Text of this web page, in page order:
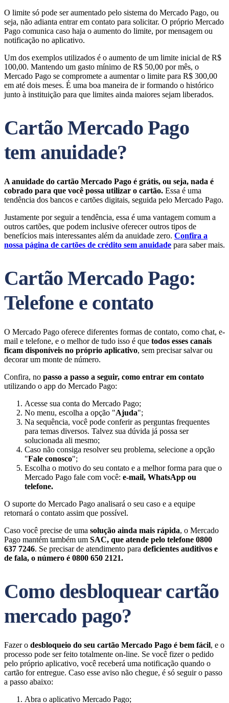
O limite só pode ser aumentado pelo sistema do Mercado Pago, ou
seja, não adianta entrar em contato para solicitar. O próprio Mercado
Pago comunica caso haja o aumento do limite, por mensagem ou
notificação no aplicativo.
Um dos exemplos utilizados é o aumento de um limite inicial de R$
100,00. Mantendo um gasto mínimo de R$ 50,00 por mês, o
Mercado Pago se compromete a aumentar o limite para R$ 300,00
em até dois meses. É uma boa maneira de ir formando o histórico
junto à instituição para que limites ainda maiores sejam liberados.
Cartão Mercado Pago
tem anuidade?
A anuidade do cartão Mercado Pago é grátis, ou seja, nada é
cobrado para que você possa utilizar o cartão. Essa é uma
tendência dos bancos e cartões digitais, seguida pelo Mercado Pago.
Justamente por seguir a tendência, essa é uma vantagem comum a
outros cartões, que podem inclusive oferecer outros tipos de
benefícios mais interessantes além da anuidade zero. Confira a
nossa página de cartões de crédito sem anuidade para saber mais.
Cartão Mercado Pago:
Telefone e contato
O Mercado Pago oferece diferentes formas de contato, como chat, e-
mail e telefone, e o melhor de tudo isso é que todos esses canais
ficam disponíveis no próprio aplicativo, sem precisar salvar ou
decorar um monte de número.
Confira, no passo a passo a seguir, como entrar em contato
utilizando o app do Mercado Pago:
Acesse sua conta do Mercado Pago;
No menu, escolha a opção "Ajuda";
Na sequência, você pode conferir as perguntas frequentes
para temas diversos. Talvez sua dúvida já possa ser
solucionada ali mesmo;
Caso não consiga resolver seu problema, selecione a opção
"Fale conosco";
Escolha o motivo do seu contato e a melhor forma para que o
Mercado Pago fale com você: e-mail, WhatsApp ou
telefone.
O suporte do Mercado Pago analisará o seu caso e a equipe
retornará o contato assim que possível.
Caso você precise de uma solução ainda mais rápida, o Mercado
Pago mantém também um SAC, que atende pelo telefone 0800
637 7246. Se precisar de atendimento para deficientes auditivos e
de fala, o número é 0800 650 2121.
Como desbloquear cartão
mercado pago?
Fazer o desbloqueio do seu cartão Mercado Pago é bem fácil, e o
processo pode ser feito totalmente on-line. Se você fizer o pedido
pelo próprio aplicativo, você receberá uma notificação quando o
cartão for entregue. Caso esse aviso não chegue, é só seguir o passo
a passo abaixo:
Abra o aplicativo Mercado Pago;